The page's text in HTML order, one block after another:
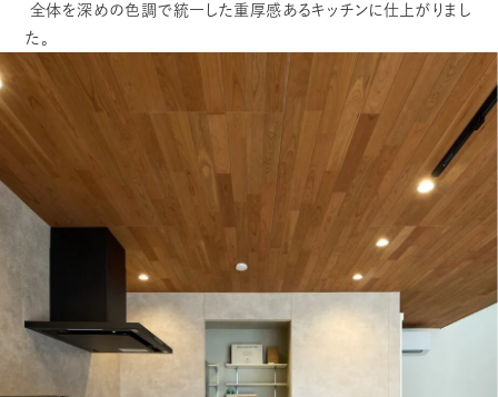
全体を深めの色調で統一した重厚感あるキッチンに仕上がりまし
た。